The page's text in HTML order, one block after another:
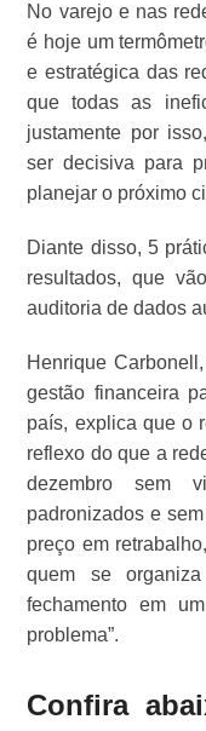
No varejo e nas
é hoje um
e estratégica das
que todas as
justamente por
ser decisiva para
planejar o próximo
Diante disso, 5
resultados, que
auditoria de dados
Henrique
gestão financeira
país, explica que o
reflexo do que a
dezembro sem
padronizados e
preço em
quem se
fechamento em
problema”.
Confira